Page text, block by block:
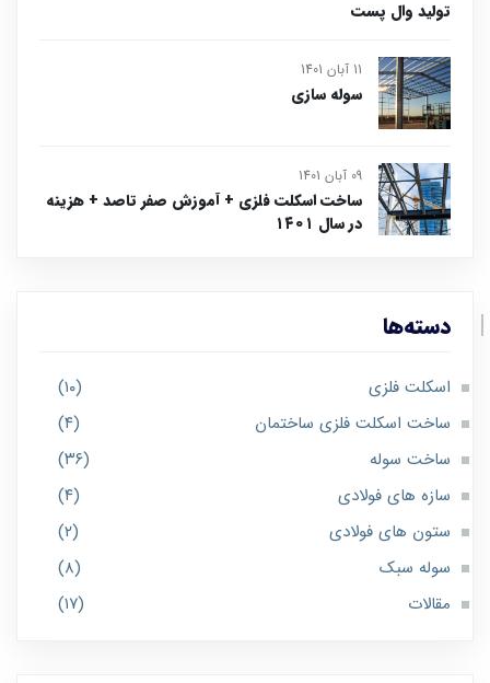
تولید وال پست
11 آبان 1401
سوله سازی
09 آبان 1401
ساخت اسکلت فلزی + آموزش صفر تاصد + هزینه
در سال ۱۴۰۱
دسته‌ها
اسکلت فلزی
(۱۰)
ساخت اسکلت فلزی ساختمان
(۴)
ساخت سوله
(۳۶)
سازه های فولادی
(۴)
ستون های فولادی
(۲)
سوله سبک
(۸)
مقالات
(۱۷)